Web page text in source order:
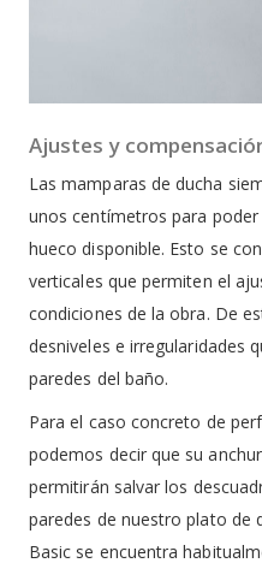
Ajustes y
Las mamparas de ducha
unos centímetros para
hueco disponible. Esto se
verticales que permiten el
condiciones de la obra. De
desniveles e irregularidades
paredes del baño.
Para el caso concreto de
podemos decir que su
permitirán salvar los
paredes de nuestro plato de
Basic se encuentra